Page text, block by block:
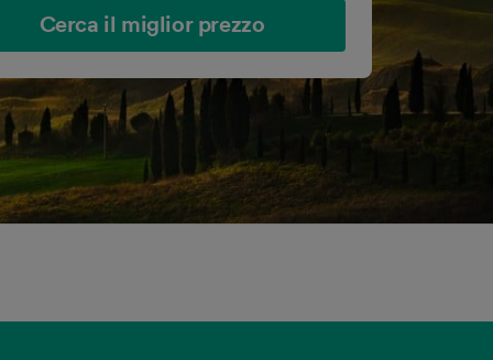
Cerca il miglior prezzo